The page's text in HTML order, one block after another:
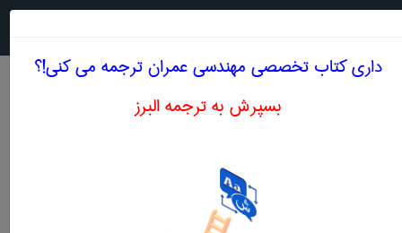
داری کتاب تخصصی مهندسی عمران ترجمه می کنی!؟
بسپرش به ترجمه البرز